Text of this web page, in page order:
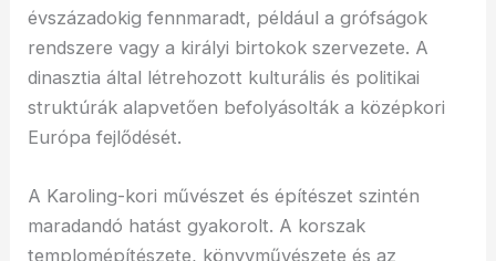
évszázadokig fennmaradt, például a grófságok
rendszere vagy a királyi birtokok szervezete. A
dinasztia által létrehozott kulturális és politikai
struktúrák alapvetően befolyásolták a középkori
Európa fejlődését.
A Karoling-kori művészet és építészet szintén
maradandó hatást gyakorolt. A korszak
templomépítészete, könyvművészete és az